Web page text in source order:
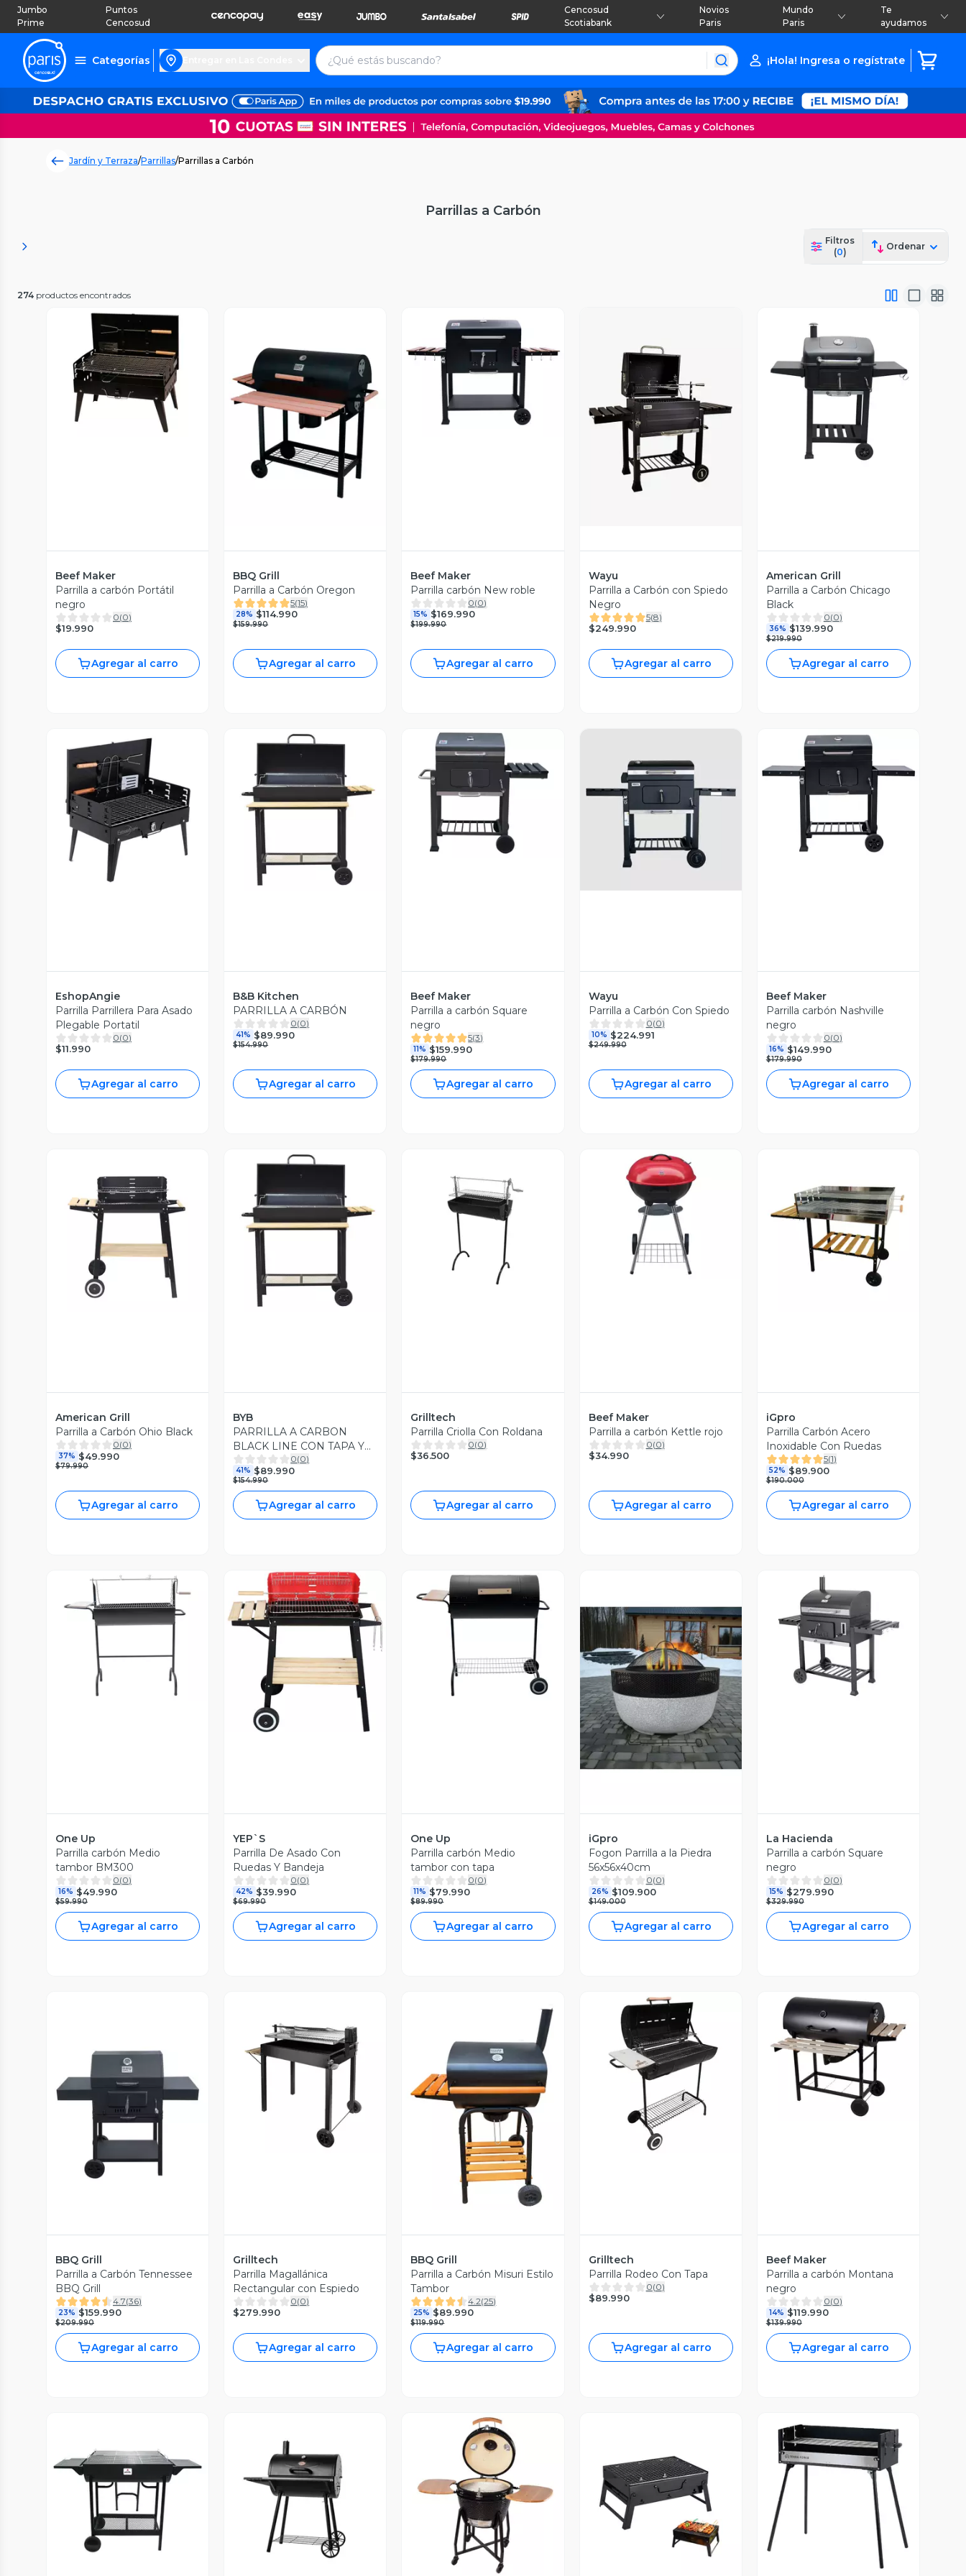
Jumbo
Prime
Puntos
Cencosud
Cencosud
Scotiabank
Novios
Paris
Mundo
Paris
Te
ayudamos
Categorías ¡Hola! Ingresa o regístrate
Jardín y Terraza/Parrillas/Parrillas a Carbón
Parrillas a Carbón
Filtros
(0)
Ordenar
274 productos encontrados
Vista Previa
Beef Maker
Parrilla a carbón Portátil
negro
0(0)
$19.990
Agregar al carro
Vista Previa
BBQ Grill
Parrilla a Carbón Oregon
5(15)
28% $114.990
$159.990
Agregar al carro
Vista Previa
Beef Maker
Parrilla carbón New roble
0(0)
15% $169.990
$199.990
Agregar al carro
Vista Previa
Wayu
Parrilla a Carbón con Spiedo
Negro
5(8)
$249.990
Agregar al carro
Vista Previa
American Grill
Parrilla a Carbón Chicago
Black
0(0)
36% $139.990
$219.990
Agregar al carro
Vista Previa
EshopAngie
Parrilla Parrillera Para Asado
Plegable Portatil
0(0)
$11.990
Agregar al carro
B&B Kitchen
PARRILLA A CARBÓN
0(0)
41% $89.990
$154.990
Agregar al carro
Vista Previa
Beef Maker
Parrilla a carbón Square
negro
5(3)
11% $159.990
$179.990
Agregar al carro
Vista Previa
Wayu
Parrilla a Carbón Con Spiedo
0(0)
10% $224.991
$249.990
Agregar al carro
Beef Maker
Parrilla carbón Nashville
negro
0(0)
16% $149.990
$179.990
Agregar al carro
Vista Previa
American Grill
Parrilla a Carbón Ohio Black
0(0)
37% $49.990
$79.990
Agregar al carro
BYB
PARRILLA A CARBON
BLACK LINE CON TAPA Y
RUEDAS KY1813 24F
0(0)
41% $89.990
$154.990
Agregar al carro
Vista Previa
Grilltech
Parrilla Criolla Con Roldana
0(0)
$36.500
Agregar al carro
Vista Previa
Beef Maker
Parrilla a carbón Kettle rojo
0(0)
$34.990
Agregar al carro
Vista Previa
iGpro
Parrilla Carbón Acero
Inoxidable Con Ruedas
5(1)
52% $89.900
$190.000
Agregar al carro
One Up
Parrilla carbón Medio
tambor BM300
0(0)
16% $49.990
$59.990
Agregar al carro
Vista Previa
YEP`S
Parrilla De Asado Con
Ruedas Y Bandeja
0(0)
42% $39.990
$69.990
Agregar al carro
One Up
Parrilla carbón Medio
tambor con tapa
0(0)
11% $79.990
$89.990
Agregar al carro
Vista Previa
iGpro
Fogon Parrilla a la Piedra
56x56x40cm
0(0)
26% $109.900
$149.000
Agregar al carro
Vista Previa
La Hacienda
Parrilla a carbón Square
negro
0(0)
15% $279.990
$329.990
Agregar al carro
Vista Previa
BBQ Grill
Parrilla a Carbón Tennessee
BBQ Grill
4.7(36)
23% $159.990
$209.990
Agregar al carro
Grilltech
Parrilla Magallánica
Rectangular con Espiedo
0(0)
$279.990
Agregar al carro
Vista Previa
BBQ Grill
Parrilla a Carbón Misuri Estilo
Tambor
4.2(25)
25% $89.990
$119.990
Agregar al carro
Vista Previa
Grilltech
Parrilla Rodeo Con Tapa
0(0)
$89.990
Agregar al carro
Vista Previa
Beef Maker
Parrilla a carbón Montana
negro
0(0)
14% $119.990
$139.990
Agregar al carro
Vista Previa Vista Previa Vista Previa Vista Previa Vista Previa